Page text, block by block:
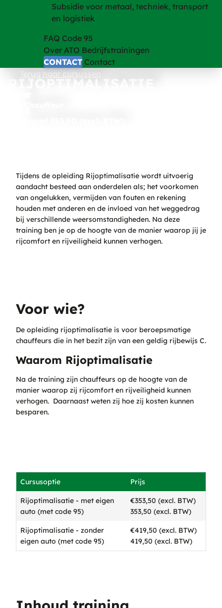
Subsidie voor metaal, techniek, transport
en logistiek
FAQ Code 95
Over ATO Bedrijfstrainingen
CONTACT Contact
Terug naar cursussen
RIJOPTIMALISATIE
Tijdens de opleiding Rijoptimalisatie wordt uitvoerig
aandacht besteed aan onderdelen als; het voorkomen
van ongelukken, vermijden van fouten en rekening
houden met anderen en de invloed van het weggedrag
bij verschillende weersomstandigheden. Na deze
training ben je op de hoogte van de manier waarop jij je
rijcomfort en rijveiligheid kunnen verhogen.
Voor wie?
De opleiding rijoptimalisatie is voor beroepsmatige
chauffeurs die in het bezit zijn van een geldig rijbewijs C.
Waarom Rijoptimalisatie
Na de training zijn chauffeurs op de hoogte van de
manier waarop zij rijcomfort en rijveiligheid kunnen
verhogen. Daarnaast weten zij hoe zij kosten kunnen
besparen.
Cursusoptie Prijs
Rijoptimalisatie - met eigen
auto (met code 95)
€353,50 (excl. BTW)
353,50 (excl. BTW)
Rijoptimalisatie - zonder
eigen auto (met code 95)
€419,50 (excl. BTW)
419,50 (excl. BTW)